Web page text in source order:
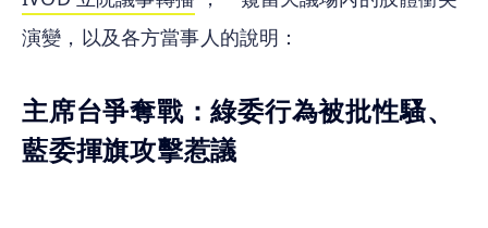
演變，以及各方當事人的說明：
主席台爭奪戰：綠委行為被批性騷、
藍委揮旗攻擊惹議